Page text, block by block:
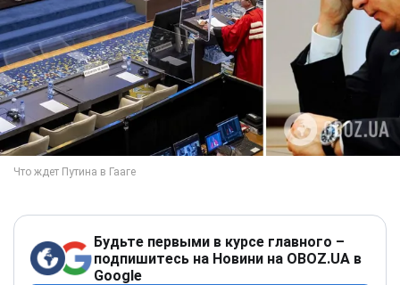
Будьте первыми в курсе главного –
подпишитесь на Новини на OBOZ.UA в
Google